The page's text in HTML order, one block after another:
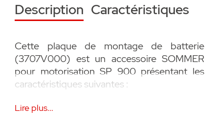
Description Caractéristiques
Cette plaque de montage de batterie
(3707V000) est un accessoire SOMMER
pour motorisation SP 900 présentant les
caractéristiques suivantes :
• Pour le montage du pack batterie dans le
Lire plus...